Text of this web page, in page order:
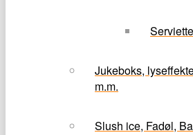
Jukeboks,
m.m.
Slush ice, Fadøl,